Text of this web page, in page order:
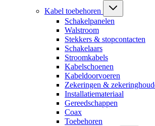
Kabel toebehoren
Schakelpanelen
Walstroom
Stekkers & stopcontacten
Schakelaars
Stroomkabels
Kabelschoenen
Kabeldoorvoeren
Zekeringen &
Installatiemateriaal
Gereedschappen
Coax
Toebehoren